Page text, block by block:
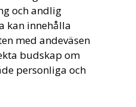
och andlig
kan innehålla
med andeväsen
budskap om
personliga och